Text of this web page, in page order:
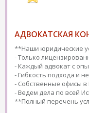
АДВОКАТСКАЯ
**Наши юридические
- Только
- Каждый адвокат с
- Гибкость подхода и
- Собственные офисы
- Ведем дела по всей
**Полный перечень